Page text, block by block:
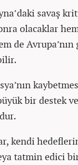
savaş
olacaklar
de
bir destek
kendi
tatmin edici